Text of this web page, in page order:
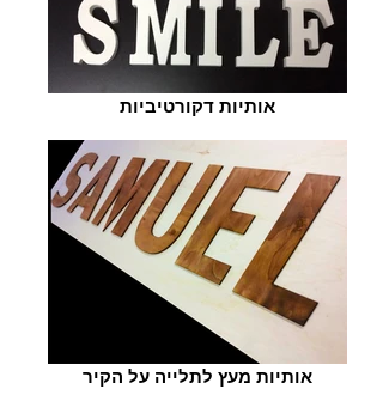
אותיות דקורטיביות
אותיות מעץ לתלייה על הקיר